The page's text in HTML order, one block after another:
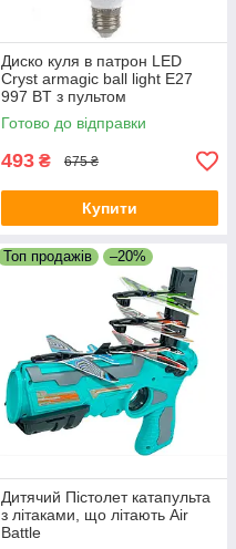
Диско куля в патрон LED
Cryst armagic ball light E27
997 BT з пультом
Готово до відправки
493 ₴ 675 ₴
Купити
Топ продажів –20%
Дитячий Пістолет катапульта
з літаками, що літають Air
Battle